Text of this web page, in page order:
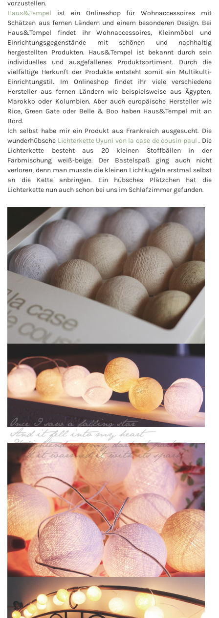
vorzustellen.
Haus&Tempel ist ein Onlineshop für Wohnaccessoires mit
Schätzen aus fernen Ländern und einem besonderen Design. Bei
Haus&Tempel findet ihr Wohnaccessoires, Kleinmöbel und
Einrichtungsgegenstände mit schönen und nachhaltig
hergestellten Produkten. Haus&Tempel ist bekannt durch sein
individuelles und ausgefallenes Produktsortiment. Durch die
vielfältige Herkunft der Produkte entsteht somit ein Multikulti-
Einrichtungstil. Im Onlineshop findet ihr viele verschiedene
Hersteller aus fernen Ländern wie beispielsweise aus Ägypten,
Marokko oder Kolumbien. Aber auch europäische Hersteller wie
Rice, Green Gate oder Belle & Boo haben Haus&Tempel mit an
Bord.
Ich selbst habe mir ein Produkt aus Frankreich ausgesucht. Die
wunderhübsche Lichterkette Uyuni von la case de cousin paul . Die
Lichterkette besteht aus 20 kleinen Stoffbällen in der
Farbmischung weiß-beige. Der Bastelspaß ging auch nicht
verloren, denn man musste die kleinen Lichtkugeln erstmal selbst
an die Kette anbringen. Ein hübsches Plätzchen hat die
Lichterkette nun auch schon bei uns im Schlafzimmer gefunden.